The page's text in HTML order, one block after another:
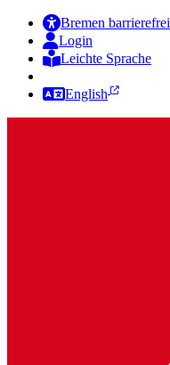
Bremen barrierefrei
Login
Leichte Sprache
English